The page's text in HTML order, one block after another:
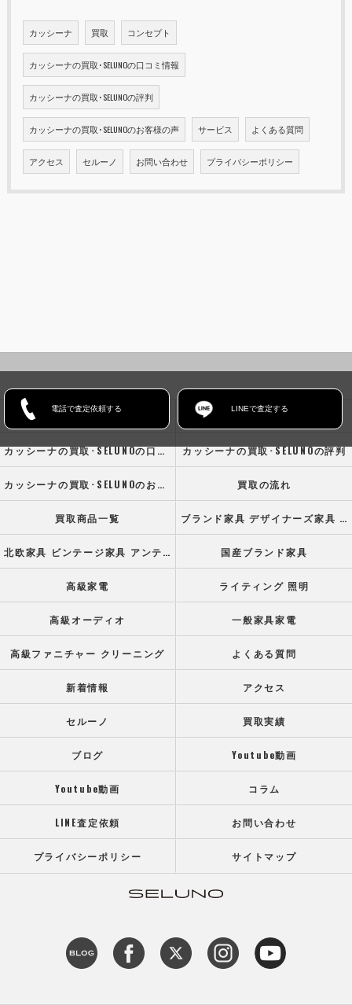
カッシーナ 買取 コンセプト
カッシーナの買取･SELUNOの口コミ情報
カッシーナの買取･SELUNOの評判
カッシーナの買取･SELUNOのお客様の声 サービス よくある質問
アクセス セルーノ お問い合わせ プライバシーポリシー
電話で査定依頼する LINEで査定する
ホーム コンセプト
カッシーナの買取･SELUNOの口コミ情報 カッシーナの買取･SELUNOの評判
カッシーナの買取･SELUNOのお客様の声 買取の流れ
買取商品一覧 ブランド家具 デザイナーズ家具 高級オフィス家具
北欧家具 ビンテージ家具 アンティーク家具 国産ブランド家具
高級家電 ライティング 照明
高級オーディオ 一般家具家電
高級ファニチャー クリーニング よくある質問
新着情報 アクセス
セルーノ 買取実績
ブログ Youtube動画
Youtube動画 コラム
LINE査定依頼 お問い合わせ
プライバシーポリシー サイトマップ